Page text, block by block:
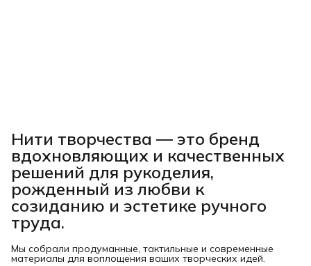
Нити творчества — это бренд
вдохновляющих и качественных
решений для рукоделия,
рожденный из любви к
созиданию и эстетике ручного
труда.
Мы собрали продуманные, тактильные и современные
материалы для воплощения ваших творческих идей.